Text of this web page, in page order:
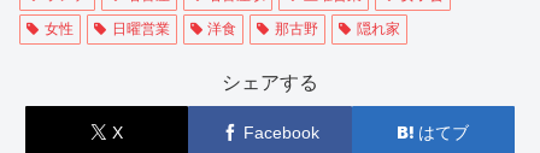
女性
日曜営業 洋食 那古野 隠れ家
シェアする
X Facebook はてブ